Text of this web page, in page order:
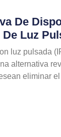
De
Luz
luz pulsada
alternativa
eliminar